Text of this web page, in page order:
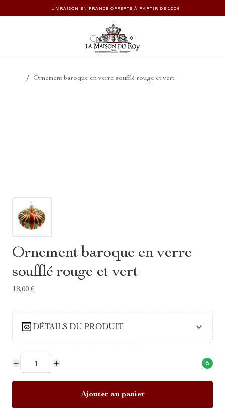
LIVRAISON EN FRANCE OFFERTE À PARTIR DE 150€
0
/ Ornement baroque en verre soufflé rouge et vert
Ornement baroque en verre
soufflé rouge et vert
18,00 €
DÉTAILS DU PRODUIT
6
Ajouter au panier